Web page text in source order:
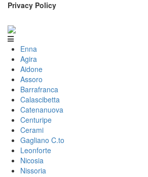
Privacy Policy
Enna
Agira
Aidone
Assoro
Barrafranca
Calascibetta
Catenanuova
Centuripe
Cerami
Gagliano C.to
Leonforte
Nicosia
Nissoria